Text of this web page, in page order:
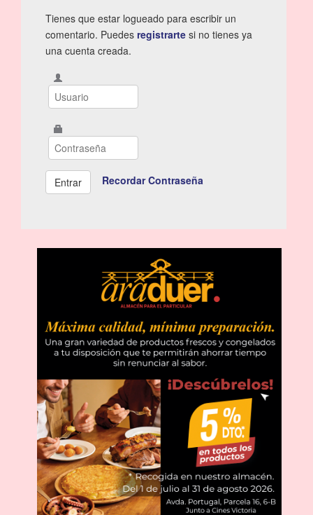
Tienes que estar logueado para escribir un
comentario. Puedes registrarte si no tienes ya
una cuenta creada.
Recordar Contraseña